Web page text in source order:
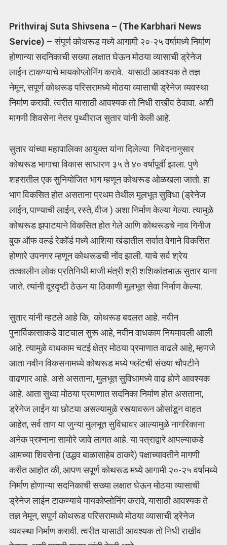
Prithviraj Suta Shivsena – (The Karbhari News
Service) – संपूर्ण कोथरूड मध्ये आगामी २०-२५ वर्षामध्ये निर्माण
होणान्या सदनिकाची सख्या लक्षात घेऊन मोठया व्यासाची ड्रेनेज
लाईन टाकण्याचे मायकोप्लोनिंग करावे. यासाठी आवश्यक ते तज्ञ
नेमून, सपूर्ण कोथरूड परिसरामध्ये मोठया व्यासाची ड्रेनेज व्यवस्था
निर्माण करावी. त्वरीत यासाठी आवश्यक तो निधी राखीव ठेवावा. अशी
मागणी शिवसेना नेतर पृथ्वीराज सुतार यांनी केली आहे.
सुतार यांच्या महापालिका आयुक्त यांना दिलेल्या निवेदनानुसार
कोथरूड भागाचा विकास साधारण ३५ ते ४० वर्षापूर्वी झाला. पुणे
शहरातील एक सुनियोजित भाग म्हणून कोथरूड ओळखला जातो. हा
भाग विकसित होत असताना प्रथम तेथील मूलभूत सुविधा (ड्रेनेज
लाईन, पाण्याची लाईन, रस्ते, वीज ) अशा निर्माण केल्या गेल्या. त्यामुळे
कोथरूड झपाटयाने विकसित होत गेले आणि कोथरूडचे नाव गिनीज
बुक ऑफ वर्ल्ड रेकॉर्ड मध्ये आशिया खंडातील सर्वात वेगाने विकसित
होणारे उपनगर म्हणून कोथरूडची नोंद झाली. याचे सर्व श्रेय
तत्कालीन लोक प्रतिनिधी माजी मंत्री श्री शशिकांतभाऊ सुतार याना
जाते. त्यांनी दूरदृष्टी ठेऊन या ठिकाणी मूलभूत सेवा निर्माण केल्या.
सुतार यांनी म्हटले आहे कि, कोथरूड बदलत आहे. नवीन
पुनार्विकासाकडे वाटचाल सुरू आहे, नवीन वाधकाम नियमावली आली
आहे. त्यामुळे वाधकाम चटई क्षेत्र मोठया प्रमाणात वाढले आहे, म्हणजे
आता नवीन विकसनामध्ये कोथरूड मध्ये फ्लॅटची संख्या चौपटीने
वाढणार आहे. असे असताना, मुलभूत सुविधामध्ये वाढ होणे आवश्यक
आहे. आता सुध्दा मोठया प्रमाणात सदनिका निर्माण होत असताना,
ड्रेनेज लाईन या छोटया असल्यामुळे रस्त्यावरून ओसांडून वाहत
आहेत, सर्व ताण या जुन्या मुलभूत सुविधावर आल्यामुळे नागरिकाना
अनेक प्रश्नाना सामोरे जावे लागत आहे. या पत्राद्वारे आपल्याकडे
आमच्या शिवसेना (उद्धव बाळासाहेब ठाकरे) पक्षाच्यावतीने मागणी
करीत आहोत की, आपण सपूर्ण कोथरूड मध्ये आगामी २०-२५ वर्षामध्ये
निर्माण होणान्या सदनिकाची सख्या लक्षात घेऊन मोठया व्यासाची
ड्रेनेज लाईन टाकण्याचे मायकोप्लोनिंग करावे, यासाठी आवश्यक ते
तज्ञ नेमून, सपूर्ण कोथरूड परिसरामध्ये मोठया व्यासाची ड्रेनेज
व्यवस्था निर्माण करावी. त्वरीत यासाठी आवश्यक तो निधी राखीव